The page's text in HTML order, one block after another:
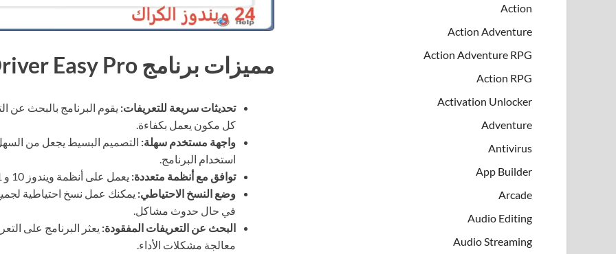
مميزات برنامج Driver Easy Pro
تحديثات سريعة للتعريفات: يقوم البرنامج بالبحث عن
كل مكون يعمل بكفاءة.
واجهة مستخدم سهلة: التصميم البسيط يجعل من
استخدام البرنامج.
توافق مع أنظمة متعددة: يعمل على أنظمة ويندوز 10 و 11، مما يجعله خيارًا مرنًا للمستخدمين.
وضع النسخ الاحتياطي: يمكنك عمل نسخ احتياطية
في حال حدوث مشاكل.
البحث عن التعريفات المفقودة: يعثر البرنامج على
معالجة مشكلات الأداء.
Action
Action Adventure
Action Adventure RPG
Action RPG
Activation Unlocker
Adventure
Antivirus
App Builder
Arcade
Audio Editing
Audio Streaming